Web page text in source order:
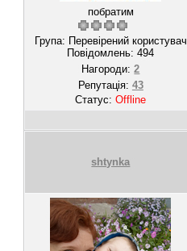
побратим
Група: Перевірений користувач
Повідомлень:494
Нагороди:2
Репутація: 43
Статус:Offline
shtynka